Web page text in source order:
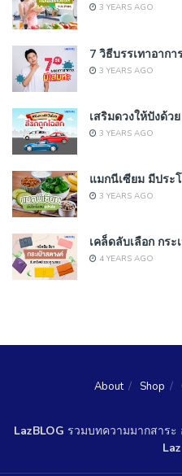
3 YEARS AGO
7 วิธีบรรเทาอากา
3 YEARS AGO
เสริมดวงให้ปังด้ว
3 YEARS AGO
แมกนีเซียม มีประ
3 YEARS AGO
เคล็ดลับเลือก กร
4 YEARS AGO
About Shop
LazBLOG รวมบทความมากสาระ